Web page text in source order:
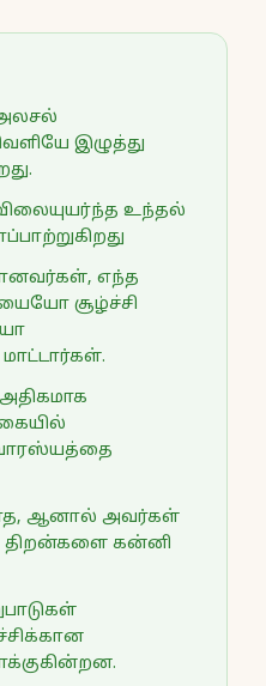
இழுத்து
உந்தல்
எந்த
சூழ்ச்சி
ஆனால் அவர்கள்
திறன்களை கன்னி